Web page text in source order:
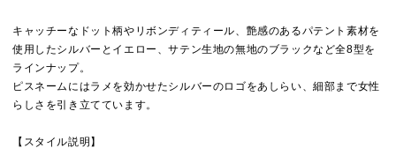
キャッチーなドット柄やリボンディティール、艶感のあるパテント素材を
使用したシルバーとイエロー、サテン生地の無地のブラックなど全8型を
ラインナップ。
ピスネームにはラメを効かせたシルバーのロゴをあしらい、細部まで女性
らしさを引き立てています。
【スタイル説明】